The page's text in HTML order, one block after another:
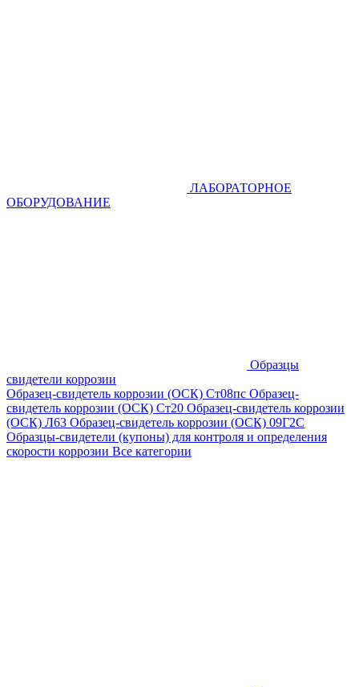
ЛАБОРАТОРНОЕ
ОБОРУДОВАНИЕ
Образцы
свидетели коррозии
Образец-свидетель коррозии (ОСК) Ст08пс Образец-
свидетель коррозии (ОСК) Ст20 Образец-свидетель коррозии
(ОСК) Л63 Образец-свидетель коррозии (ОСК) 09Г2С
Образцы-свидетели (купоны) для контроля и определения
скорости коррозии Все категории